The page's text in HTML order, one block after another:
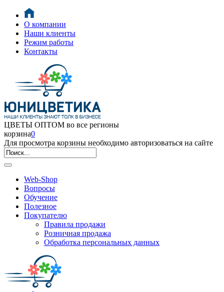
О компании
Наши клиенты
Режим работы
Контакты
ЦВЕТЫ ОПТОМ во все регионы
корзина0
Для просмотра корзины необходимо авторизоваться на сайте
Web-Shop
Вопросы
Обучение
Полезное
Покупателю
Правила продажи
Розничная продажа
Обработка персональных данных